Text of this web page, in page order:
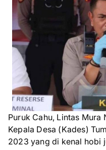
Puruk Cahu, Lintas
Kepala Desa (Kades)
2023 yang di kenal hobi